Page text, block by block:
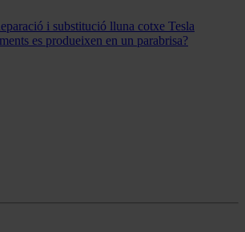
i substitució lluna cotxe Tesla
es produeixen en un parabrisa?